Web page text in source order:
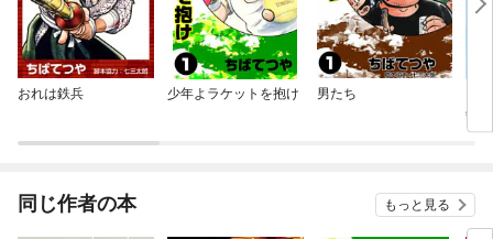
おれは鉄兵 少年よラケットを抱け 男たち
年
同じ作者の本 もっと見る